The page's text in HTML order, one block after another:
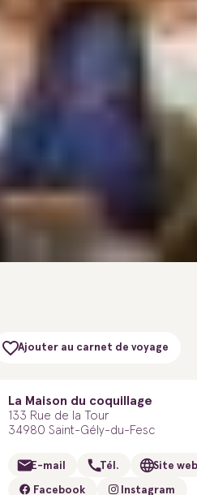
Ajouter au carnet de voyage
La Maison du coquillage
133 Rue de la Tour
34980 Saint-Gély-du-Fesc
E-mail Tél. Site web
Facebook Instagram